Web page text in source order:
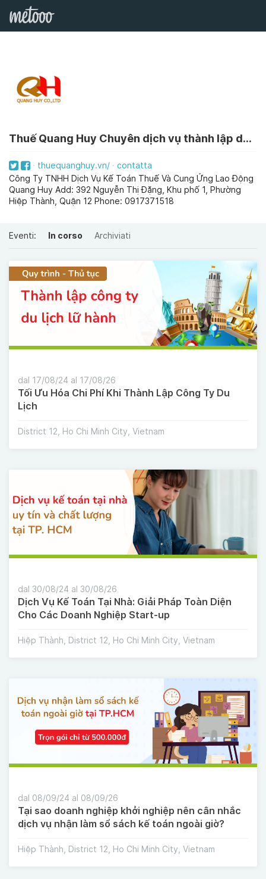
Thuế Quang Huy Chuyên dịch vụ thành lập doanh nghiệp và kế toán thuế
thuequanghuy.vn/
contatta
Công Ty TNHH Dịch Vụ Kế Toán Thuế Và Cung Ứng Lao Động
Quang Huy Add: 392 Nguyễn Thị Đặng, Khu phố 1, Phường
Hiệp Thành, Quận 12 Phone: 0917371518
Eventi: In corso Archiviati
Tối Ưu Hóa Chi Phí Khi Thành Lập Công Ty Du
Lịch
dal 17/08/24 al 17/08/26
District 12, Ho Chi Minh City, Vietnam
Dịch Vụ Kế Toán Tại Nhà: Giải Pháp Toàn Diện
Cho Các Doanh Nghiệp Start-up
dal 30/08/24 al 30/08/26
Hiệp Thành, District 12, Ho Chi Minh City, Vietnam
Tại sao doanh nghiệp khởi nghiệp nên cân nhắc
dịch vụ nhận làm sổ sách kế toán ngoài giờ?
dal 08/09/24 al 08/09/26
Hiệp Thành, District 12, Ho Chi Minh City, Vietnam